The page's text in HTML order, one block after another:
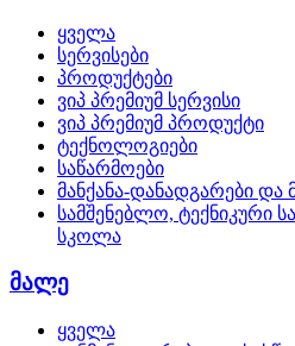
ყველა
სერვისები
პროდუქტები
ვიპ პრემიუმ სერვისი
ვიპ პრემიუმ პროდუქტი
ტექნოლოგიები
საწარმოები
მანქანა-დანადგარები
სამშენებლო, ტექნიკური
სკოლა
მალე
ყველა